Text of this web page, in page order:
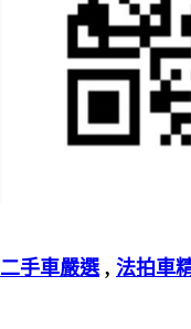
二手車嚴選, 法拍車